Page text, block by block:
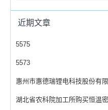
近期文章
5575
5573
惠州市惠德瑞锂电科技股份有
湖北省农科院加工所购买恒温